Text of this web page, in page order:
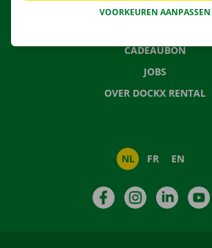
VEELGESTELDE VRAGEN
CADEAUBON
JOBS
OVER DOCKX RENTAL
NL FR EN
FacebookInstagramLinkedIn
VOORKEUREN AANPASSEN